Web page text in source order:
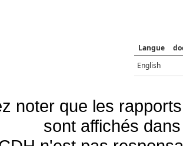
Langue
English
noter que les
sont affichés